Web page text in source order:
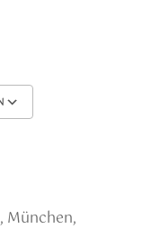
München,